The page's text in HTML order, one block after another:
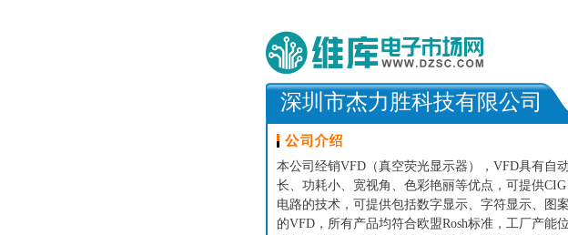
深圳市杰力胜科技有限公司
本公司经销VFD（真空荧光显示器），VFD具有自
长、功耗小、宽视角、色彩艳丽等优点，可提供
电路的技术，可提供包括数字显示、字符显示、图
的VFD，所有产品均符合欧盟Rosh标准，工厂产能